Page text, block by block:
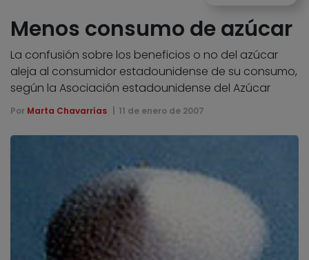
Menos consumo de azúcar
La confusión sobre los beneficios o no del azúcar
aleja al consumidor estadounidense de su consumo,
según la Asociación estadounidense del Azúcar
Por Marta Chavarrías 11 de enero de 2007